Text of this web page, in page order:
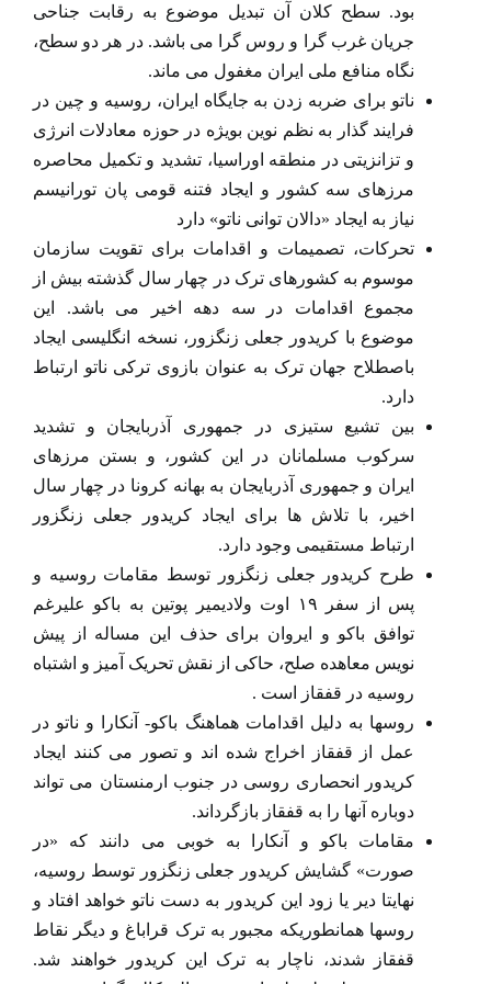
بود. سطح کلان آن تبدیل موضوع به رقابت جناحی
جریان غرب گرا و روس گرا می باشد. در هر دو سطح،
نگاه منافع ملی ایران مغفول می ماند.
ناتو برای ضربه زدن به جایگاه ایران، روسیه و چین در
فرایند گذار به نظم نوین بویژه در حوزه معادلات انرژی
و تزانزیتی در منطقه اوراسیا، تشدید و تکمیل محاصره
مرزهای سه کشور و ایجاد فتنه قومی پان تورانیسم
نیاز به ایجاد «دالان توانی ناتو» دارد
تحرکات، تصمیمات و اقدامات برای تقویت سازمان
موسوم به کشورهای ترک در چهار سال گذشته بیش از
مجموع اقدامات در سه دهه اخیر می باشد. این
موضوع با کریدور جعلی زنگزور، نسخه انگلیسی ایجاد
باصطلاح جهان ترک به عنوان بازوی ترکی ناتو ارتباط
دارد.
بین تشیع ستیزی در جمهوری آذربایجان و تشدید
سرکوب مسلمانان در این کشور، و بستن مرزهای
ایران و جمهوری آذربایجان به بهانه کرونا در چهار سال
اخیر، با تلاش ها برای ایجاد کریدور جعلی زنگزور
ارتباط مستقیمی وجود دارد.
طرح کریدور جعلی زنگزور توسط مقامات روسیه و
پس از سفر ۱۹ اوت ولادیمیر پوتین به باکو علیرغم
توافق باکو و ایروان برای حذف این مساله از پیش
نویس معاهده صلح، حاکی از نقش تحریک آمیز و اشتباه
روسیه در قفقاز است .
روسها به دلیل اقدامات هماهنگ باکو- آنکارا و ناتو در
عمل از قفقاز اخراج شده اند و تصور می کنند ایجاد
کریدور انحصاری روسی در جنوب ارمنستان می تواند
دوباره آنها را به قفقاز بازگرداند.
مقامات باکو و آنکارا به خوبی می دانند که «در
صورت» گشایش کریدور جعلی زنگزور توسط روسیه،
نهایتا دیر یا زود این کریدور به دست ناتو خواهد افتاد و
روسها همانطوریکه مجبور به ترک قراباغ و دیگر نقاط
قفقاز شدند، ناچار به ترک این کریدور خواهند شد.